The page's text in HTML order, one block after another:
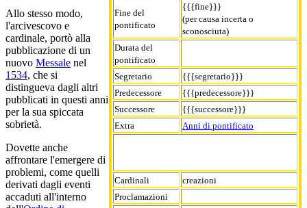
Fine del
pontificato
{{{fine}}}
(per causa incerta o
sconosciuta)
Durata del
pontificato
Segretario
{{{segretario}}}
Predecessore
{{{predecessore}}}
Successore
{{{successore}}}
Extra
Anni di pontificato
Cardinali
creazioni
Proclamazioni
Allo stesso modo,
l'arcivescovo e
cardinale, portò alla
pubblicazione di un
nuovo Messale nel
1534, che si
distingueva dagli altri
pubblicati in questi anni
per la sua spiccata
sobrietà.
Dovette anche
affrontare l'emergere di
problemi, come quelli
derivati dagli eventi
accaduti all'interno